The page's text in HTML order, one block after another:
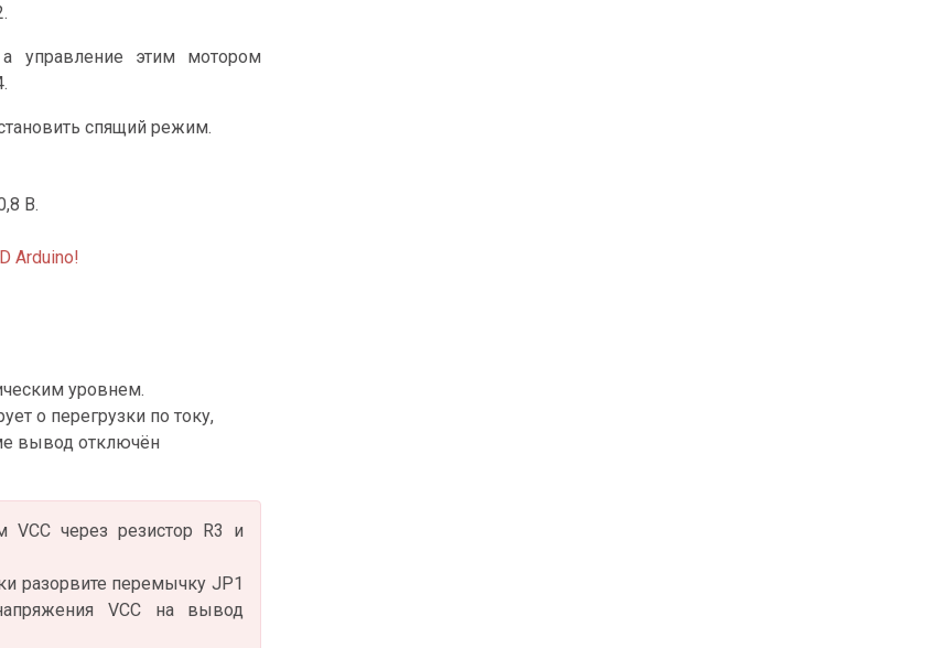
управление этим мотором
спящий режим.
В.
Arduino!
уровнем.
о перегрузки по току,
вывод отключён
через резистор R3 и
разорвите перемычку JP1
VCC на вывод